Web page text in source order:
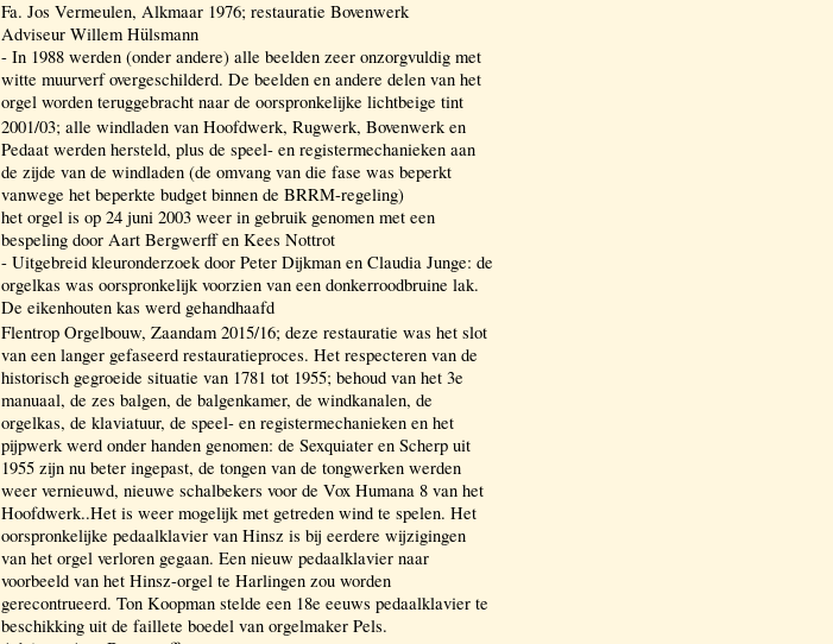
Fa. Jos Vermeulen, Alkmaar 1976; restauratie Bovenwerk
Adviseur Willem Hülsmann
- In 1988 werden (onder andere) alle beelden zeer onzorgvuldig met
witte muurverf overgeschilderd. De beelden en andere delen van het
orgel worden teruggebracht naar de oorspronkelijke lichtbeige tint
2001/03; alle windladen van Hoofdwerk, Rugwerk, Bovenwerk en
Pedaat werden hersteld, plus de speel- en registermechanieken aan
de zijde van de windladen (de omvang van die fase was beperkt
vanwege het beperkte budget binnen de BRRM-regeling)
het orgel is op 24 juni 2003 weer in gebruik genomen met een
bespeling door Aart Bergwerff en Kees Nottrot
- Uitgebreid kleuronderzoek door Peter Dijkman en Claudia Junge: de
orgelkas was oorspronkelijk voorzien van een donkerroodbruine lak.
De eikenhouten kas werd gehandhaafd
Flentrop Orgelbouw, Zaandam 2015/16; deze restauratie was het slot
van een langer gefaseerd restauratieproces. Het respecteren van de
historisch gegroeide situatie van 1781 tot 1955; behoud van het 3e
manuaal, de zes balgen, de balgenkamer, de windkanalen, de
orgelkas, de klaviatuur, de speel- en registermechanieken en het
pijpwerk werd onder handen genomen: de Sexquiater en Scherp uit
1955 zijn nu beter ingepast, de tongen van de tongwerken werden
weer vernieuwd, nieuwe schalbekers voor de Vox Humana 8 van het
Hoofdwerk..Het is weer mogelijk met getreden wind te spelen. Het
oorspronkelijke pedaalklavier van Hinsz is bij eerdere wijzigingen
van het orgel verloren gegaan. Een nieuw pedaalklavier naar
voorbeeld van het Hinsz-orgel te Harlingen zou worden
gerecontrueerd. Ton Koopman stelde een 18e eeuws pedaalklavier te
beschikking uit de faillete boedel van orgelmaker Pels.